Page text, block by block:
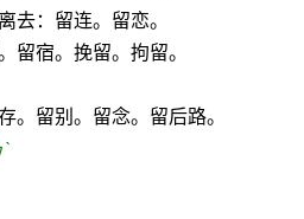
去：留连。留恋。
留宿。挽留。拘留。
。留别。留念。留后路。